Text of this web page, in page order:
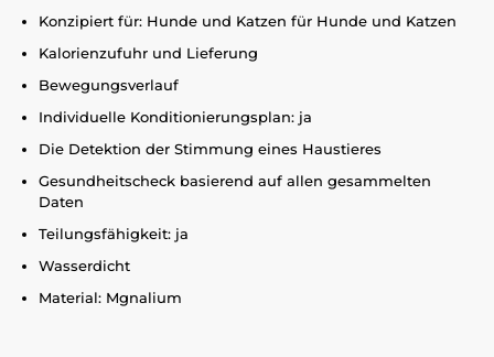
Konzipiert für: Hunde und Katzen für Hunde und Katzen
Kalorienzufuhr und Lieferung
Bewegungsverlauf
Individuelle Konditionierungsplan: ja
Die Detektion der Stimmung eines Haustieres
Gesundheitscheck basierend auf allen gesammelten
Daten
Teilungsfähigkeit: ja
Wasserdicht
Material: Mgnalium